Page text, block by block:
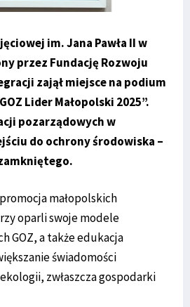
im. Jana Pawła II w
przez Fundację Rozwoju
zajął miejsce na podium
Lider Małopolski 2025”.
pozarządowych w
do ochrony środowiska –
małopolskich
oparli swoje modele
GOZ, a także edukacja
świadomości
zwłaszcza gospodarki